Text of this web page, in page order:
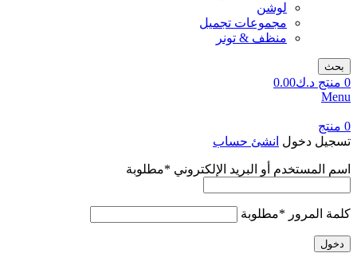
لوشن
مجموعات تجميل
منظف & تونر
بحث
0 منتج د.ك0.00
Menu
0 منتج
تسجيل دخول انشئ حساب
اسم المستخدم أو البريد الإلكتروني *مطلوبة
كلمة المرور *مطلوبة
دخول